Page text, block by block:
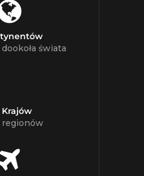
świata
Krajów
regionów